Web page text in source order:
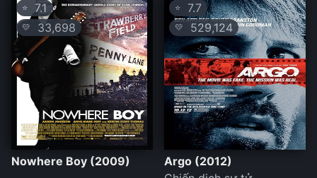
⭐ 7.1
💛 33,698
Nowhere Boy (2009)
⭐ 7.7
💛 529,124
Argo (2012)